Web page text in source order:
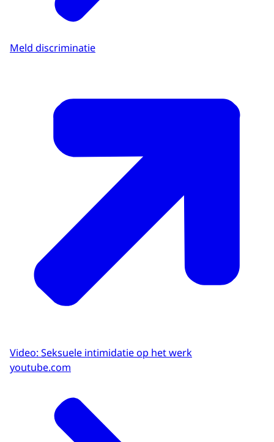
Meld discriminatie
Video: Seksuele intimidatie op het werk
youtube.com